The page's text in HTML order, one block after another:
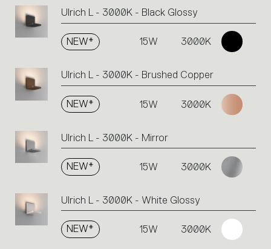
Ulrich L - 3000K - Black Glossy
NEW* 15W 3000K
Ulrich L - 3000K - Brushed Copper
NEW* 15W 3000K
Ulrich L - 3000K - Mirror
NEW* 15W 3000K
Ulrich L - 3000K - White Glossy
NEW* 15W 3000K